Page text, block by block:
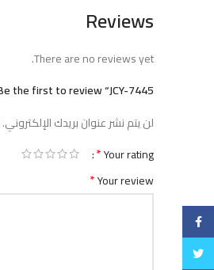
Reviews
There are no reviews yet.
the first to review “JCY-7445”
لن يتم نشر عنوان بريدك الإلكتروني.
Your rating
*
Your review
*